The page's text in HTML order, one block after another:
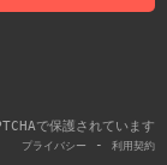
で保護されています
プライバシー - 利用契約